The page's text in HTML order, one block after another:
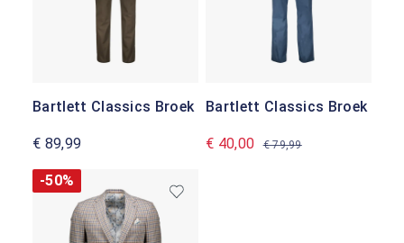
Bartlett Classics Broek
€ 89,99
Bartlett Classics Broek
€ 40,00 € 79,99
-50%